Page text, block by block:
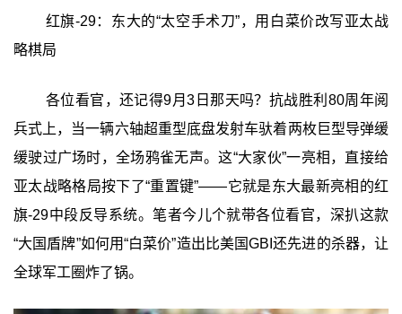
红旗-29：东大的“太空手术刀”，用白菜价改写亚太战
略棋局
各位看官，还记得9月3日那天吗？抗战胜利80周年阅
兵式上，当一辆六轴超重型底盘发射车驮着两枚巨型导弹缓
缓驶过广场时，全场鸦雀无声。这“大家伙”一亮相，直接给
亚太战略格局按下了“重置键”——它就是东大最新亮相的红
旗-29中段反导系统。笔者今儿个就带各位看官，深扒这款
“大国盾牌”如何用“白菜价”造出比美国GBI还先进的杀器，让
全球军工圈炸了锅。